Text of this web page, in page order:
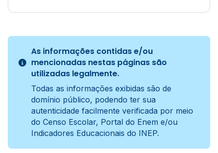
As informações contidas e/ou
mencionadas nestas páginas são
utilizadas legalmente.
Todas as informações exibidas são de
domínio público, podendo ter sua
autenticidade facilmente verificada por meio
do Censo Escolar, Portal do Enem e/ou
Indicadores Educacionais do INEP.